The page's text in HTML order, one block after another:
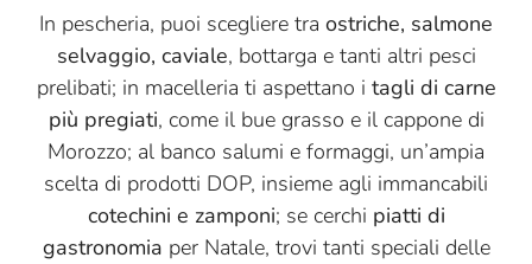
Mario Fongo
Masseria Mirogallo
Master Gnocchi
Michele Portoghese
Michelis
Montanaro
In pescheria, puoi scegliere tra ostriche, salmone
selvaggio, caviale, bottarga e tanti altri pesci
prelibati; in macelleria ti aspettano i tagli di carne
più pregiati, come il bue grasso e il cappone di
Morozzo; al banco salumi e formaggi, un’ampia
scelta di prodotti DOP, insieme agli immancabili
cotechini e zamponi; se cerchi piatti di
gastronomia per Natale, trovi tanti speciali delle